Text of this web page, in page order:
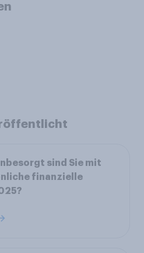
sind Sie mit
finanzielle